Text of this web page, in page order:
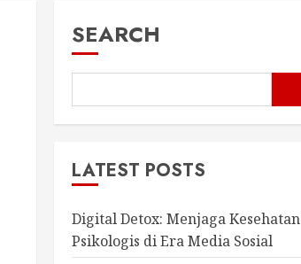
SEARCH
LATEST POSTS
Digital Detox: Menjaga Kesehatan
Psikologis di Era Media Sosial